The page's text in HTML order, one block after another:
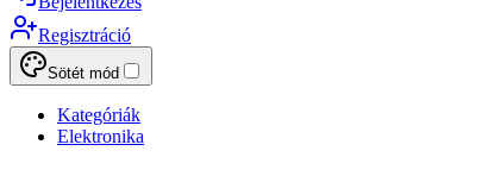
Regisztráció
Sötét mód
Kategóriák
Elektronika